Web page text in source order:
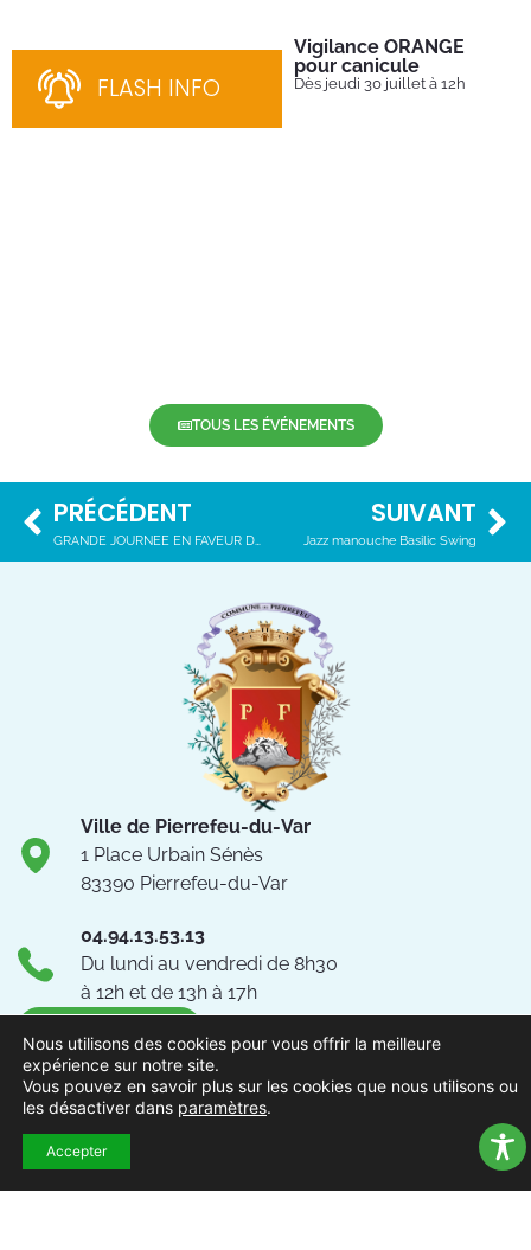
FLASH INFO
Vigilance ORANGE
pour canicule
Dès jeudi 30 juillet à 12h
TOUS LES ÉVÉNEMENTS
PRÉCÉDENT
GRANDE JOURNEE EN FAVEUR DES SENIORS DE L’INTERCOMMUNALITÉ
SUIVANT
Jazz manouche Basilic Swing
Ville de Pierrefeu-du-Var
1 Place Urbain Sénès
83390 Pierrefeu-du-Var
04.94.13.53.13
Du lundi au vendredi de 8h30
à 12h et de 13h à 17h
Suivez-nous !
Nous utilisons des cookies pour vous offrir la meilleure
expérience sur notre site.
Vous pouvez en savoir plus sur les cookies que nous utilisons ou
les désactiver dans paramètres.
Accepter